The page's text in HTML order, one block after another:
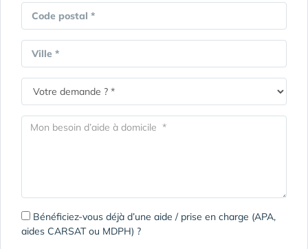
Code postal *
Ville *
Bénéficiez-vous déjà d’une aide / prise en charge (APA,
aides CARSAT ou MDPH) ?